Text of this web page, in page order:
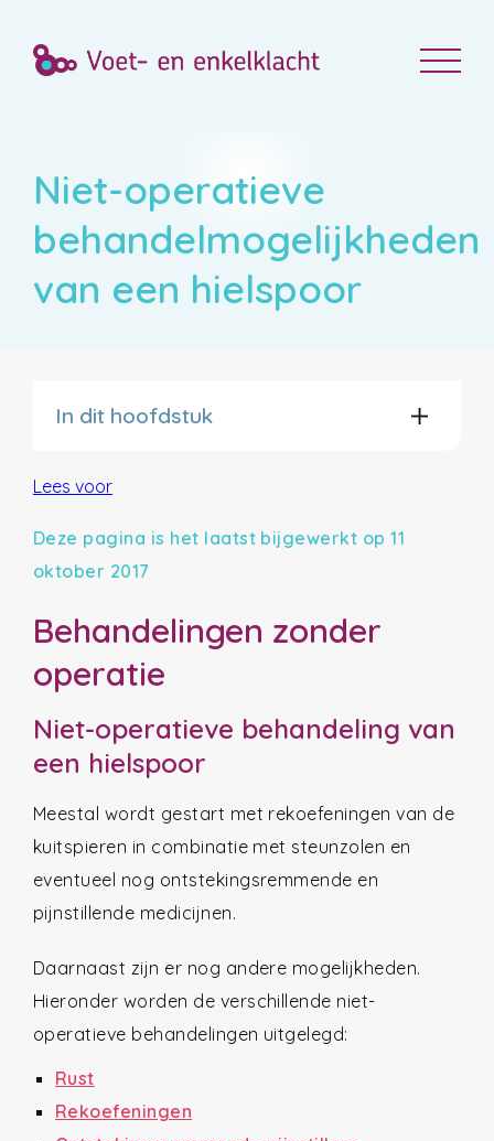
Niet-operatieve
behandelmogelijkheden
van een hielspoor
In dit hoofdstuk
Lees voor
Deze pagina is het laatst bijgewerkt op 11
oktober 2017
Behandelingen zonder
operatie
Niet-operatieve behandeling van
een hielspoor
Meestal wordt gestart met rekoefeningen van de
kuitspieren in combinatie met steunzolen en
eventueel nog ontstekingsremmende en
pijnstillende medicijnen.
Daarnaast zijn er nog andere mogelijkheden.
Hieronder worden de verschillende niet-
operatieve behandelingen uitgelegd:
Rust
Rekoefeningen